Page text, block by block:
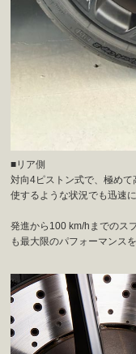
■リア側
対向4ピストン式で、極め
使するような状況でも迅速
発進から100 km/hまでのス
も最大限のパフォーマンス